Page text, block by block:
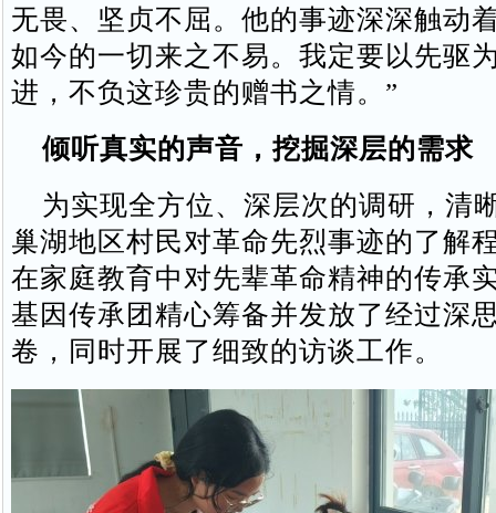
无畏、坚贞不屈。他的事迹深深触动
如今的一切来之不易。我定要以先驱
进，不负这珍贵的赠书之情。”
倾听真实的声音，挖掘深层的需求
为实现全方位、深层次的调研，清
巢湖地区村民对革命先烈事迹的了解
在家庭教育中对先辈革命精神的传承
基因传承团精心筹备并发放了经过深
卷，同时开展了细致的访谈工作。